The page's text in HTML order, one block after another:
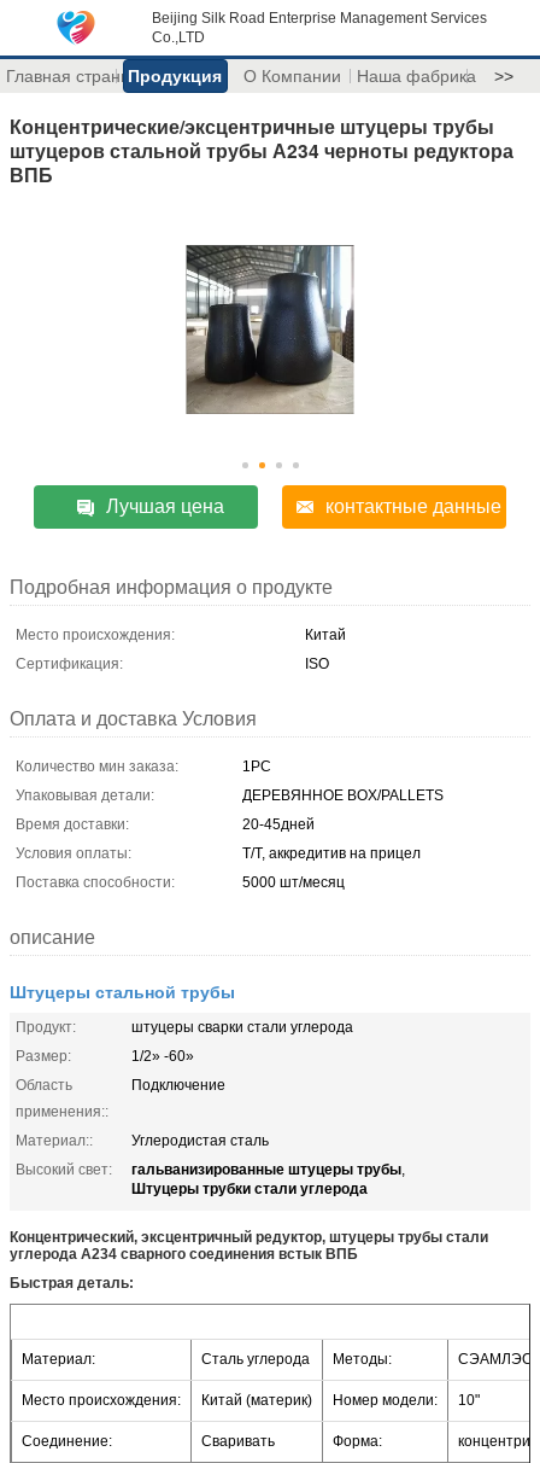
Beijing Silk Road Enterprise Management Services
Co.,LTD
Главная страницаПродукция О Компании Наша фабрика >>
Концентрические/эксцентричные штуцеры трубы
штуцеров стальной трубы А234 черноты редуктора
ВПБ
Лучшая цена контактные данные
Подробная информация о продукте
Место происхождения:
Китай
Сертификация:
ISO
Оплата и доставка Условия
Количество мин заказа:
1PC
Упаковывая детали:
ДЕРЕВЯННОЕ BOX/PALLETS
Время доставки:
20-45дней
Условия оплаты:
T/T, аккредитив на прицел
Поставка способности:
5000 шт/месяц
описание
Штуцеры стальной трубы
Продукт:
штуцеры сварки стали углерода
Размер:
1/2» -60»
Область
применения::
Подключение
Материал::
Углеродистая сталь
Высокий свет:
гальванизированные штуцеры трубы,
Штуцеры трубки стали углерода
Концентрический, эксцентричный редуктор, штуцеры трубы стали
углерода А234 сварного соединения встык ВПБ
Быстрая деталь:
Материал: Сталь углерода Методы:
Место происхождения: Китай (материк) Номер модели: 10"
Соединение: Сваривать Форма: